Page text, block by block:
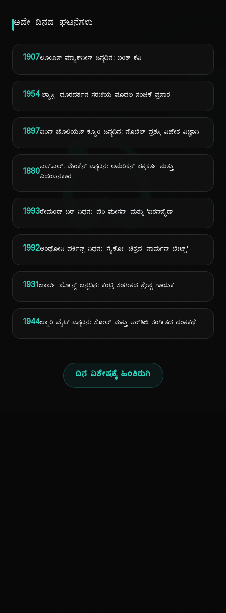
ದಿ
ಅದೇ ದಿನದ ಘಟನೆಗಳು
1907ಲೂಯಿಸ್ ಮ್ಯಾಕ್‌ನೀಸ್ ಜನ್ಮದಿನ: ಐರಿಶ್ ಕವಿ
1954'ಲ್ಯಾಸ್ಸಿ' ದೂರದರ್ಶನ ಸರಣಿಯ ಮೊದಲ ಸಂಚಿಕೆ ಪ್ರಸಾರ
1897ಐರಿನ್ ಜೊಲಿಯಟ್-ಕ್ಯೂರಿ ಜನ್ಮದಿನ: ನೊಬೆಲ್ ಪ್ರಶಸ್ತಿ ವಿಜೇತ ವಿಜ್ಞಾನಿ
1880ಎಚ್.ಎಲ್. ಮೆಂಕೆನ್ ಜನ್ಮದಿನ: ಅಮೆರಿಕನ್ ಪತ್ರಕರ್ತ ಮತ್ತು
ವಿಡಂಬನಕಾರ
1993ರೇಮಂಡ್ ಬರ್ ನಿಧನ: 'ಪೆರಿ ಮೇಸನ್' ಮತ್ತು 'ಐರನ್‌ಸೈಡ್'
1992ಆಂಥೋನಿ ಪರ್ಕಿನ್ಸ್ ನಿಧನ: 'ಸೈಕೋ' ಚಿತ್ರದ 'ನಾರ್ಮನ್ ಬೇಟ್ಸ್'
1931ಜಾರ್ಜ್ ಜೋನ್ಸ್ ಜನ್ಮದಿನ: ಕಂಟ್ರಿ ಸಂಗೀತದ ಶ್ರೇಷ್ಠ ಗಾಯಕ
1944ಬ್ಯಾರಿ ವೈಟ್ ಜನ್ಮದಿನ: ಸೋಲ್ ಮತ್ತು ಆರ್&ಬಿ ಸಂಗೀತದ ದಂತಕಥೆ
ದಿನ ವಿಶೇಷಕ್ಕೆ ಹಿಂತಿರುಗಿ